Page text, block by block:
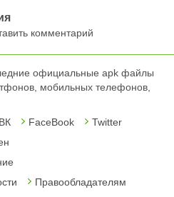
комментарий
официальные apk файлы
мобильных телефонов,
ВК FaceBook
Twitter
Правообладателям